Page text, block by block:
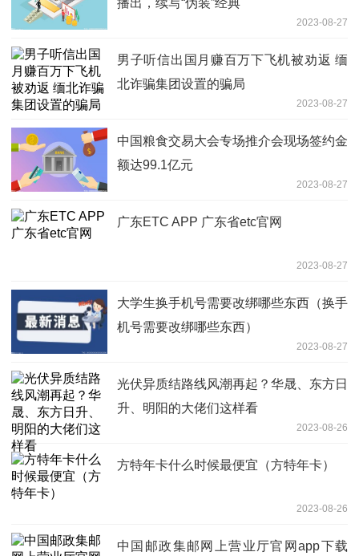
2023-08-27
男子听信出国月赚百万下飞机被劝返 缅
北诈骗集团设置的骗局
2023-08-27
中国粮食交易大会专场推介会现场签约金
额达99.1亿元
2023-08-27
广东ETC APP 广东省etc官网
2023-08-27
大学生换手机号需要改绑哪些东西（换手
机号需要改绑哪些东西）
2023-08-27
光伏异质结路线风潮再起？华晟、东方日
升、明阳的大佬们这样看
2023-08-26
方特年卡什么时候最便宜（方特年卡）
2023-08-26
中国邮政集邮网上营业厅官网app下载